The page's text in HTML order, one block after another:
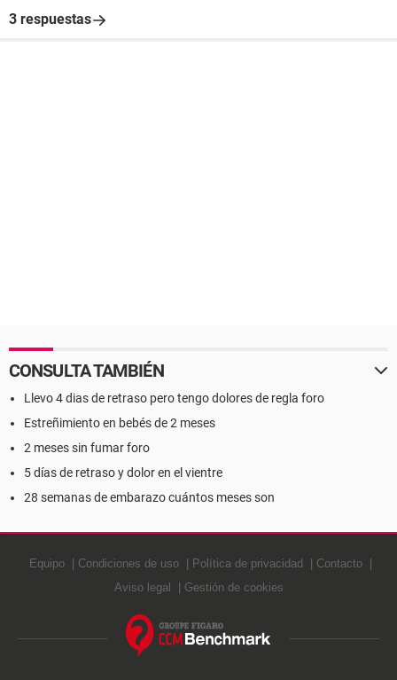
3 respuestas
CONSULTA TAMBIÉN
Llevo 4 dias de retraso pero tengo dolores de regla foro
Estreñimiento en bebés de 2 meses
2 meses sin fumar foro
5 días de retraso y dolor en el vientre
28 semanas de embarazo cuántos meses son
Equipo Condiciones de uso Política de privacidad
Contacto
Aviso legal
Gestión de cookies